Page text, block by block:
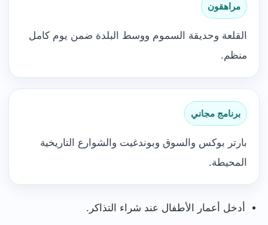
مراهقون
القلعة وحديقة السموم ووسط البلدة ضمن يوم كامل
منظم.
برنامج مجاني
بارتر بوكس والسوق وبوندغيت والشوارع التاريخية
المحيطة.
أدخل أعمار الأطفال عند شراء التذاكر.